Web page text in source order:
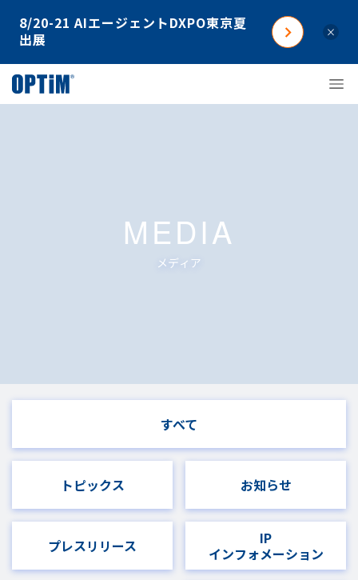
8/20-21 AIエージェントDXPO東京夏
出展
×
MEDIA
メディア
すべて
トピックス お知らせ
プレスリリース
IP
インフォメーション